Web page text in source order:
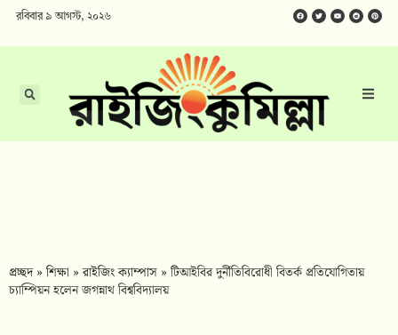
রবিবার ৯ আগস্ট, ২০২৬
প্রচ্ছদ»শিক্ষা »রাইজিং ক্যাম্পাস »টিআইবির দুর্নীতিবিরোধী বিতর্ক প্রতিযোগিতায়
চ্যাম্পিয়ন হলেন জগন্নাথ বিশ্ববিদ্যালয়